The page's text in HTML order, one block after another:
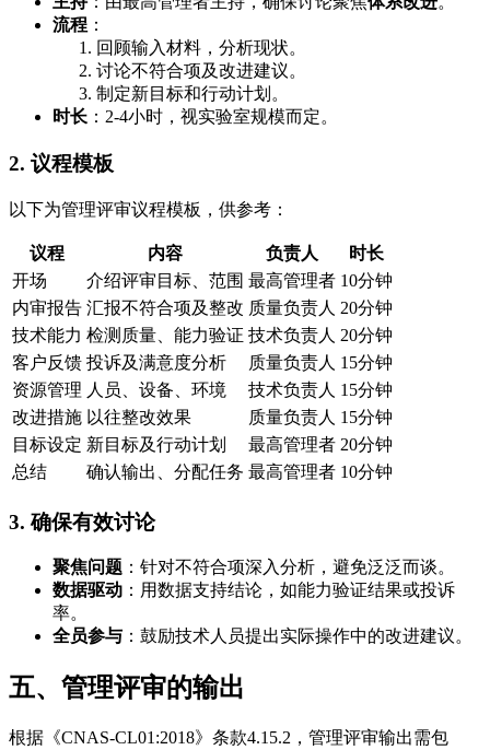
流程 ：
回顾输入材料，分析现状。
讨论不符合项及改进建议。
制定新目标和行动计划。
时长 ：2-4小时，视实验室规模而定。
2. 议程模板
以下为管理评审议程模板，供参考：
议程 内容 负责人
时长
开场
介绍评审目标、范围 最高管理者 10分钟
内审报告 汇报不符合项及整改 质量负责人 20分钟
技术能力 检测质量、能力验证 技术负责人 20分钟
客户反馈 投诉及满意度分析 质量负责人 15分钟
资源管理 人员、设备、环境 技术负责人 15分钟
改进措施 以往整改效果 质量负责人 15分钟
目标设定 新目标及行动计划 最高管理者 20分钟
总结
确认输出、分配任务 最高管理者 10分钟
3. 确保有效讨论
聚焦问题 ：针对不符合项深入分析，避免泛泛而谈。
数据驱动 ：用数据支持结论，如能力验证结果或投诉
率。
全员参与 ：鼓励技术人员提出实际操作中的改进建议。
五、管理评审的输出
根据《CNAS-CL01:2018》条款4.15.2，管理评审输出需包